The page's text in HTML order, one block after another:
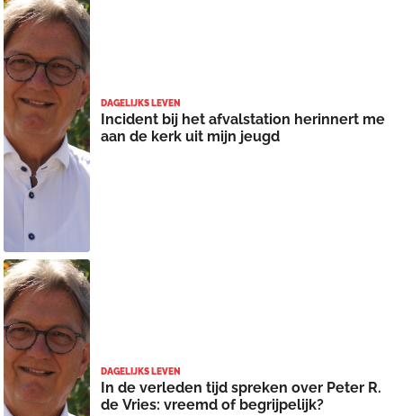
DAGELIJKS LEVEN
Incident bij het afvalstation herinnert me
aan de kerk uit mijn jeugd
DAGELIJKS LEVEN
In de verleden tijd spreken over Peter R.
de Vries: vreemd of begrijpelijk?